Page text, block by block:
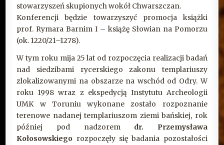
stowarzyszeń skupionych wokół Chwarszczan.
Konferencji będzie towarzyszyć promocja książki
prof. Rymara Barnim I – książę Słowian na Pomorzu
(ok. 1220/21–1278).
W tym roku mija 25 lat od rozpoczęcia realizacji badań
nad siedzibami rycerskiego zakonu templariuszy
zlokalizowanymi na obszarze na wschód od Odry. W
roku 1998 wraz z ekspedycją Instytutu Archeologii
UMK w Toruniu wykonane zostało rozpoznanie
terenowe nadanej templariuszom ziemi bańskiej, rok
później pod nadzorem dr. Przemysława
Kołosowskiego rozpoczęły się badania pozostałości